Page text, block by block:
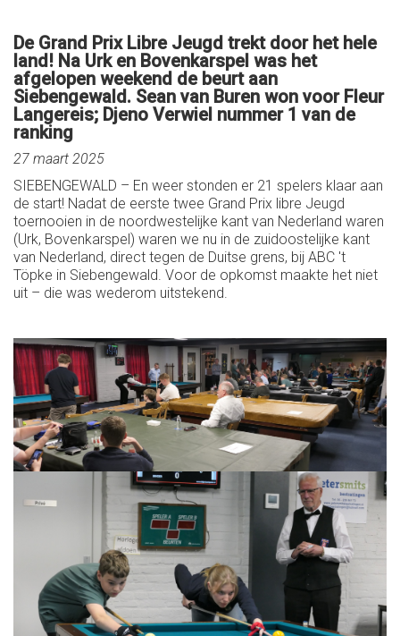
De Grand Prix Libre Jeugd trekt door het hele
land! Na Urk en Bovenkarspel was het
afgelopen weekend de beurt aan
Siebengewald. Sean van Buren won voor Fleur
Langereis; Djeno Verwiel nummer 1 van de
ranking
27 maart 2025
SIEBENGEWALD – En weer stonden er 21 spelers klaar aan
de start! Nadat de eerste twee Grand Prix libre Jeugd
toernooien in de noordwestelijke kant van Nederland waren
(Urk, Bovenkarspel) waren we nu in de zuidoostelijke kant
van Nederland, direct tegen de Duitse grens, bij ABC 't
Töpke in Siebengewald. Voor de opkomst maakte het niet
uit – die was wederom uitstekend.